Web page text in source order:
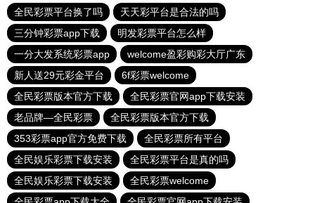
全民彩票平台换了吗
天天彩平台是合法的吗
三分钟彩票app下载
明发彩票平台怎么样
一分大发系统彩票app
welcome盈彩购彩大厅广东
新人送29元彩金平台
6f彩票welcome
全民彩票版本官方下载
全民彩票官网app下载安装
老品牌—全民彩票
全民彩票版本官方下载
353彩票app官方免费下载
全民彩票所有平台
全民娱乐彩票下载安装
全民彩票平台是真的吗
全民娱乐彩票下载安装
全民彩票welcome